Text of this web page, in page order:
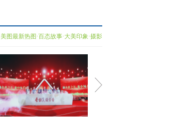
美图最新热图·百态故事·大美印象·摄影